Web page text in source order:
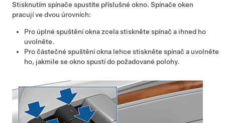
Stisknutím spínače spustíte příslušné okno. Spínače oken
pracují ve dvou úrovních:
Pro úplné spuštění okna zcela stiskněte spínač a ihned ho
uvolněte.
Pro částečné spuštění okna lehce stiskněte spínač a uvolněte
ho, jakmile se okno spustí do požadované polohy.